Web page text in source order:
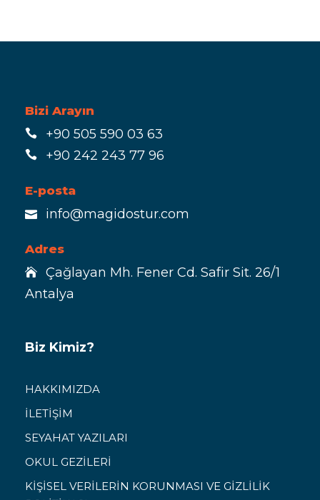
Bizi Arayın
+90 505 590 03 63
+90 242 243 77 96
E-posta
info@magidostur.com
Adres
Çağlayan Mh. Fener Cd. Safir Sit. 26/1
Antalya
Biz Kimiz?
HAKKIMIZDA
İLETİŞİM
SEYAHAT YAZILARI
OKUL GEZİLERİ
KİŞİSEL VERİLERİN KORUNMASI VE GİZLİLİK